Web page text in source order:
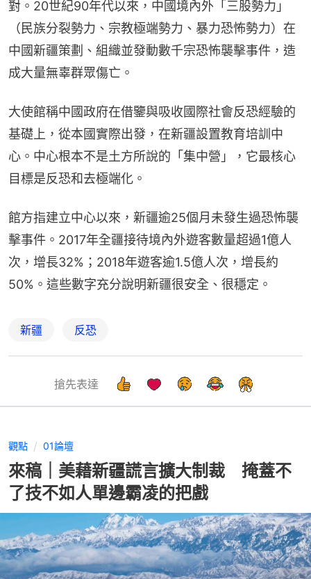
對。20世紀90年代以來，中國境內外「三股勢力」
（民族分裂勢力、宗教極端勢力、暴力恐怖勢力）在
中國新疆策劃、組織並發動數千宗恐怖襲擊事件，造
成大量無辜群眾傷亡。
大使館稱中國政府在借鑒與吸收國際社會反恐經驗的
基礎上，從本國實際出發，在新疆設置教育培訓中
心。中心根本不是土方所說的「集中營」，它最核心
目標是反恐和去極端化。
館方指建立中心以來，新疆逾25個月未發生過恐怖襲
擊事件。2017年全疆接待境內外遊客數量超過1億人
次，增長32%；2018年遊客逾1.5億人次，增長約
50%。這些數字充分說明新疆很安全、很穩定。
新疆 反恐
搶先表達
觀點 01論壇
來稿｜美藉新疆謊言擴大制裁 掩蓋不
了技不如人單邊霸凌的把戲